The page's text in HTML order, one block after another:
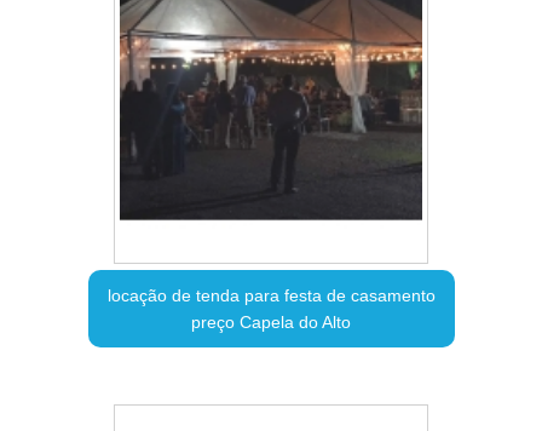
locação de tenda para festa de casamento
preço Capela do Alto